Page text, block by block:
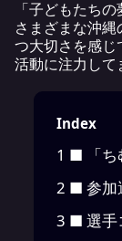
「子どもたち
さまざまな沖
つ大切さを感
活動に注力して
Index
1 ■ 「ち
2 ■ 参加
3 ■ 選手